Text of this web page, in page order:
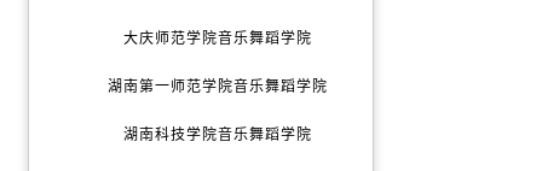
大庆师范学院音乐舞蹈学院
湖南第一师范学院音乐舞蹈学院
湖南科技学院音乐舞蹈学院